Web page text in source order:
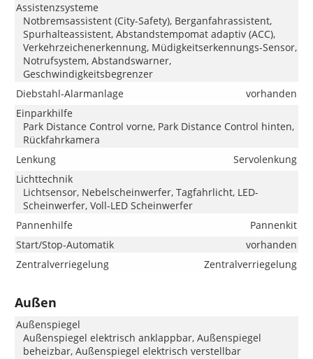
Assistenzsysteme
Notbremsassistent (City-Safety), Berganfahrassistent,
Spurhalteassistent, Abstandstempomat adaptiv (ACC),
Verkehrzeichenerkennung, Müdigkeitserkennungs-Sensor,
Notrufsystem, Abstandswarner,
Geschwindigkeitsbegrenzer
Diebstahl-Alarmanlage
vorhanden
Einparkhilfe
Park Distance Control vorne, Park Distance Control hinten,
Rückfahrkamera
Lenkung
Servolenkung
Lichttechnik
Lichtsensor, Nebelscheinwerfer, Tagfahrlicht, LED-
Scheinwerfer, Voll-LED Scheinwerfer
Pannenhilfe
Pannenkit
Start/Stop-Automatik
vorhanden
Zentralverriegelung
Zentralverriegelung
Außen
Außenspiegel
Außenspiegel elektrisch anklappbar, Außenspiegel
beheizbar, Außenspiegel elektrisch verstellbar